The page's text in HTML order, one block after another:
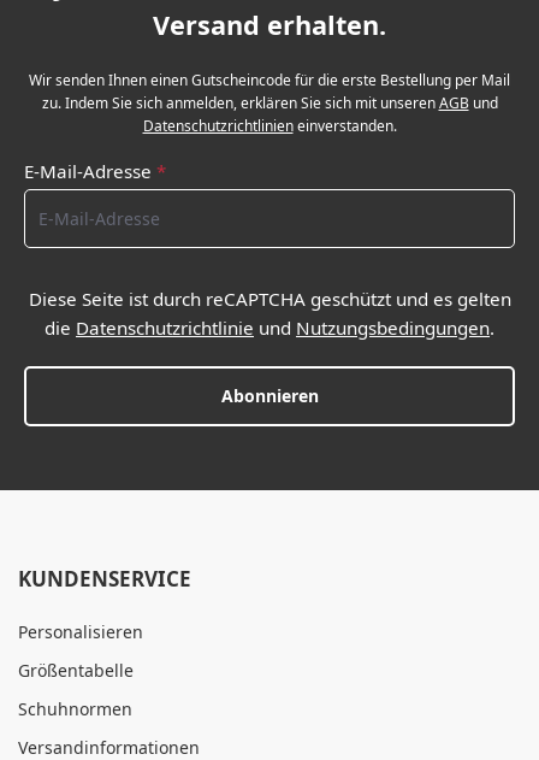
Versand erhalten.
Wir senden Ihnen einen Gutscheincode für die erste Bestellung per Mail
zu. Indem Sie sich anmelden, erklären Sie sich mit unserenAGBund
Datenschutzrichtlinieneinverstanden.
E-Mail-Adresse *
Diese Seite ist durch reCAPTCHA geschützt und es gelten
die Datenschutzrichtlinie und Nutzungsbedingungen.
Abonnieren
KUNDENSERVICE
Personalisieren
Größentabelle
Schuhnormen
Versandinformationen